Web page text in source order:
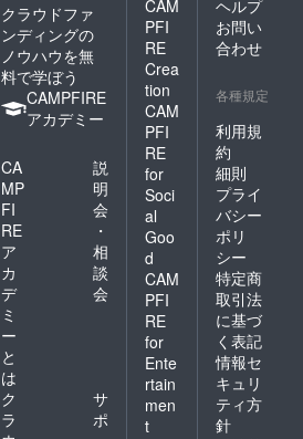
クラウドファ
ンディングの
ノウハウを無
料で学ぼう
CAMPFIRE
アカデミー
CA
MP
FI
RE
ア
カ
デ
ミ
ー
と
は
説
明
会
・
相
談
会
ク
ラ
サ
ポ
CAM
PFI
RE
Crea
tion
CAM
PFI
RE
for
Soci
al
Goo
d
CAM
PFI
RE
for
Ente
rtain
men
t
ヘルプ
お問い
合わせ
各種規定
利用規
約
細則
プライ
バシー
ポリ
シー
特定商
取引法
に基づ
く表記
情報セ
キュリ
ティ方
針